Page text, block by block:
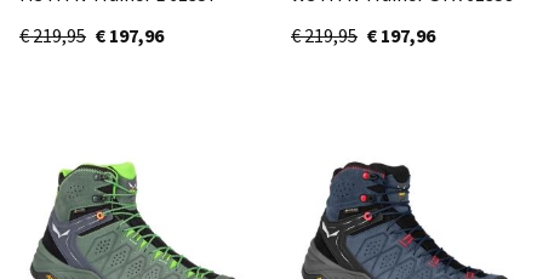
0471
€ 219,95 € 197,96
8679
€ 219,95 € 197,96